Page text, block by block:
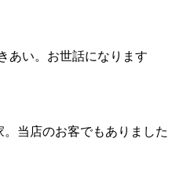
あい。お世話になります
。当店のお客でもありました